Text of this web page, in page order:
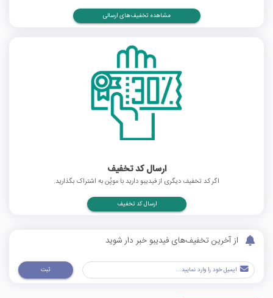
مشاهده تخفیف‌های ارسالی
ارسال کد تخفیف
اگر کد تخفیف دیگری از فیدیبو دارید با موپُن به اشتراک بگذارید.
ارسال کد تخفیف
از آخرین تخفیف‌های فیدیبو خبر دار شوید
ثبت